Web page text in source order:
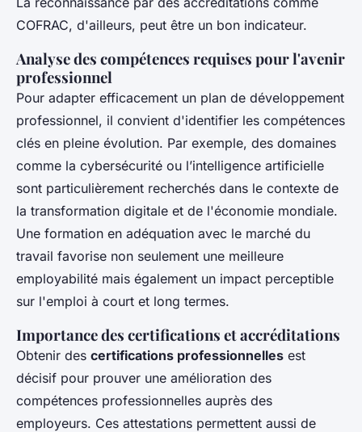
COFRAC, d'ailleurs, peut être un bon indicateur.
Analyse des compétences requises pour l'avenir
professionnel
Pour adapter efficacement un plan de développement
professionnel, il convient d'identifier les compétences
clés en pleine évolution. Par exemple, des domaines
comme la cybersécurité ou l’intelligence artificielle
sont particulièrement recherchés dans le contexte de
la transformation digitale et de l'économie mondiale.
Une formation en adéquation avec le marché du
travail favorise non seulement une meilleure
employabilité mais également un impact perceptible
sur l'emploi à court et long termes.
Importance des certifications et accréditations
Obtenir des certifications professionnelles est
décisif pour prouver une amélioration des
compétences professionnelles auprès des
employeurs. Ces attestations permettent aussi de